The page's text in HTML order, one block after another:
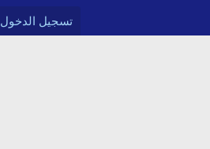
تسجيل الدخول